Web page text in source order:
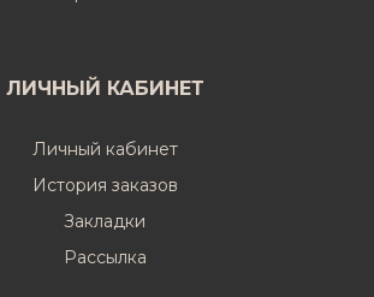
ЛИЧНЫЙ КАБИНЕТ
Личный кабинет
История заказов
Закладки
Рассылка